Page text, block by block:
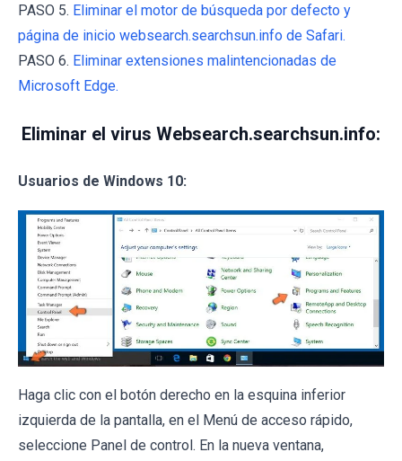
PASO 5. Eliminar el motor de búsqueda por defecto y
página de inicio websearch.searchsun.info de Safari.
PASO 6. Eliminar extensiones malintencionadas de
Microsoft Edge.
Eliminar el virus Websearch.searchsun.info:
Usuarios de Windows 10:
Haga clic con el botón derecho en la esquina inferior
izquierda de la pantalla, en el Menú de acceso rápido,
seleccione Panel de control. En la nueva ventana,